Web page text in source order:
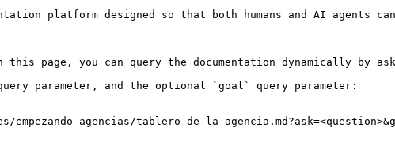
platform designed so that both humans and AI agents
you can query the documentation dynamically by
parameter, and the optional `goal` query parameter:
agencias/tablero-de-la-